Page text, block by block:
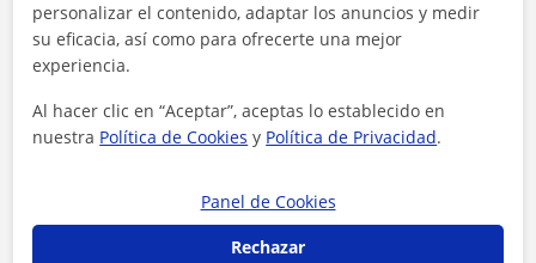
Al hacer clic, aceptas nuestroaviso legaly deprivacidad
Contactar ahora
personalizar el contenido, adaptar los anuncios y medir
su eficacia, así como para ofrecerte una mejor
experiencia.
Al hacer clic en “Aceptar”, aceptas lo establecido en
nuestra Política de Cookies y Política de Privacidad.
Panel de Cookies
Rechazar